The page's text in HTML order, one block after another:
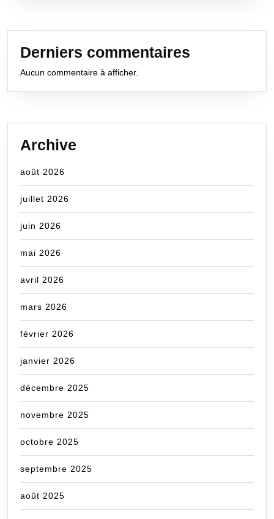
Derniers commentaires
Aucun commentaire à afficher.
Archive
août 2026
juillet 2026
juin 2026
mai 2026
avril 2026
mars 2026
février 2026
janvier 2026
décembre 2025
novembre 2025
octobre 2025
septembre 2025
août 2025